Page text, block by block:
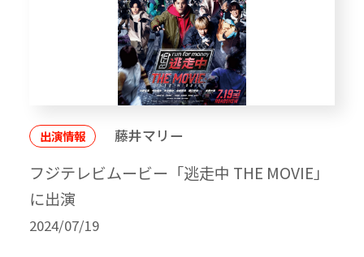
出演情報 藤井マリー
フジテレビムービー「逃走中 THE MOVIE」
に出演
2024/07/19